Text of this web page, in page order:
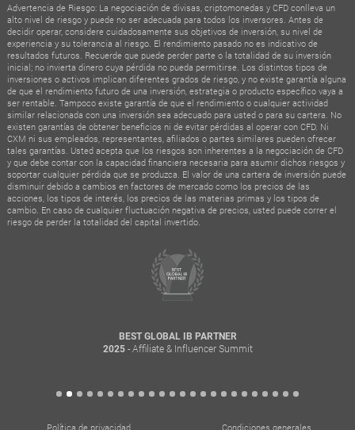
Advertencia de Riesgo: La negociación de divisas, criptomonedas y CFD conlleva un
alto nivel de riesgo y puede no ser adecuada para todos los inversores. Antes de
decidir operar, considere cuidadosamente sus objetivos de inversión, su nivel de
experiencia y su tolerancia al riesgo. El rendimiento pasado no es indicativo de
resultados futuros. Recuerde que puede perder parte o la totalidad de su inversión
inicial; no invierta dinero cuya pérdida no pueda permitirse. Los distintos tipos de
inversiones o activos implican diferentes grados de riesgo, y no existe garantía alguna
de que el rendimiento futuro de una inversión, estrategia o producto específico vaya a
ser rentable. Tampoco existe garantía de que el rendimiento o cualquier actividad
similar relacionada con una inversión sea adecuado para usted o para su cartera. No
existen garantías de obtener beneficios ni de evitar pérdidas al operar con CFD. Ni
CXM ni sus empleados, representantes, afiliados o partes similares pueden ofrecer
tales garantías. Usted acepta que los riesgos son inherentes a la negociación de CFD
y que debe contar con la capacidad financiera necesaria para asumir dichos riesgos y
soportar cualquier pérdida que se produzca. El valor de una cartera de inversión puede
disminuir debido a cambios en factores de mercado como los precios de las
acciones, los tipos de interés, los precios de las materias primas y los tipos de
cambio. En caso de cualquier fluctuación negativa de precios, usted puede correr el
riesgo de perder la totalidad del capital invertido.
BEST GLOBAL IB PARTNER
2025- Affiliate & Influencer Summit
Política de privacidad Condiciones generales